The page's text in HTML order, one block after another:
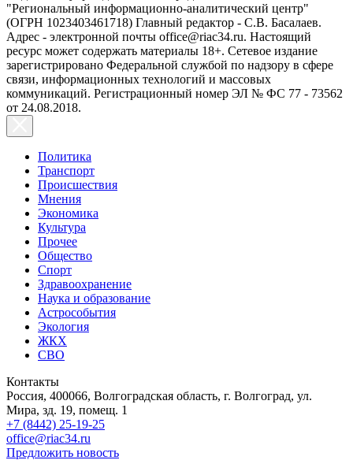
"Региональный информационно-аналитический центр"
(ОГРН 1023403461718) Главный редактор - С.В. Басалаев.
Адрес - электронной почты office@riac34.ru. Настоящий
ресурс может содержать материалы 18+. Сетевое издание
зарегистрировано Федеральной службой по надзору в сфере
связи, информационных технологий и массовых
коммуникаций. Регистрационный номер ЭЛ № ФС 77 - 73562
от 24.08.2018.
Политика
Транспорт
Происшествия
Мнения
Экономика
Культура
Прочее
Общество
Спорт
Здравоохранение
Наука и образование
Астрособытия
Экология
ЖКХ
СВО
Контакты
Россия, 400066, Волгоградская область, г. Волгоград, ул.
Мира, зд. 19, помещ. 1
+7 (8442) 25-19-25
office@riac34.ru
Предложить новость